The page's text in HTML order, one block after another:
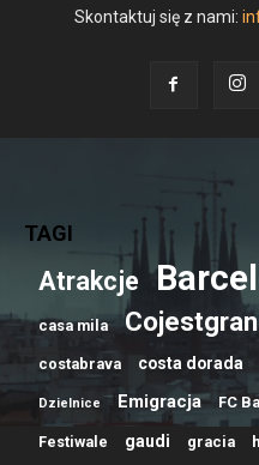
Skontaktuj się z nami:
TAGI
Atrakcje
casa mila
costabrava costa dorada
Dzielnice Emigracja FC
Festiwale gaudi gracia